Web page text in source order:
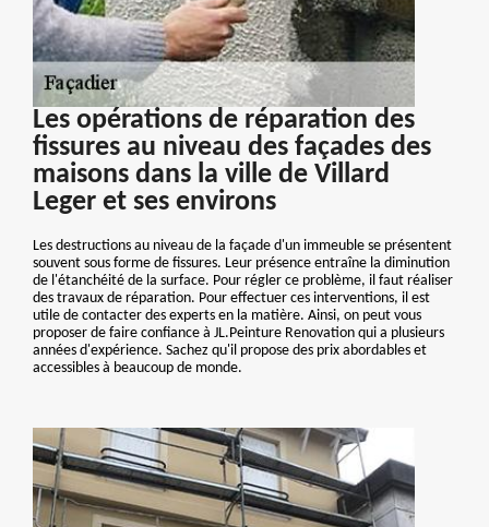
Les opérations de réparation des
fissures au niveau des façades des
maisons dans la ville de Villard
Leger et ses environs
Les destructions au niveau de la façade d'un immeuble se présentent
souvent sous forme de fissures. Leur présence entraîne la diminution
de l'étanchéité de la surface. Pour régler ce problème, il faut réaliser
des travaux de réparation. Pour effectuer ces interventions, il est
utile de contacter des experts en la matière. Ainsi, on peut vous
proposer de faire confiance à JL.Peinture Renovation qui a plusieurs
années d'expérience. Sachez qu'il propose des prix abordables et
accessibles à beaucoup de monde.